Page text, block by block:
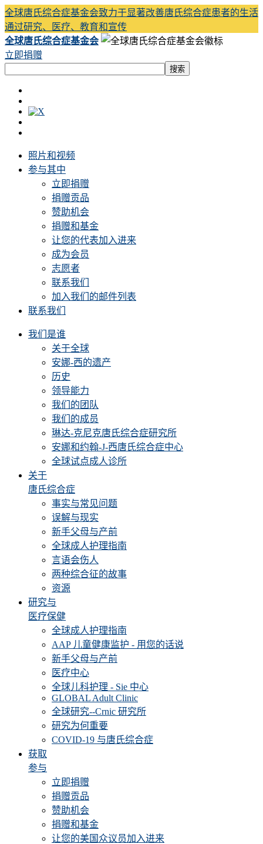
全球唐氏综合症基金会致力于显著改善唐氏综合症患者的生活
通过研究、医疗、教育和宣传
全球唐氏综合症基金会
立即捐赠
照片和视频
参与其中
立即捐赠
捐赠贡品
赞助机会
捐赠和基金
让您的代表加入进来
成为会员
志愿者
联系我们
加入我们的邮件列表
联系我们
我们是谁
关于全球
安娜-西的遗产
历史
领导能力
我们的团队
我们的成员
琳达-克尼克唐氏综合症研究所
安娜和约翰-J-西唐氏综合症中心
全球试点成人诊所
关于
唐氏综合症
事实与常见问题
误解与现实
新手父母与产前
全球成人护理指南
言语会伤人
两种综合征的故事
资源
研究与
医疗保健
全球成人护理指南
AAP 儿童健康监护 - 用您的话说
新手父母与产前
医疗中心
全球儿科护理 - Sie 中心
GLOBAL Adult Clinic
全球研究--Crnic 研究所
研究为何重要
COVID-19 与唐氏综合症
获取
参与
立即捐赠
捐赠贡品
赞助机会
捐赠和基金
让您的美国众议员加入进来